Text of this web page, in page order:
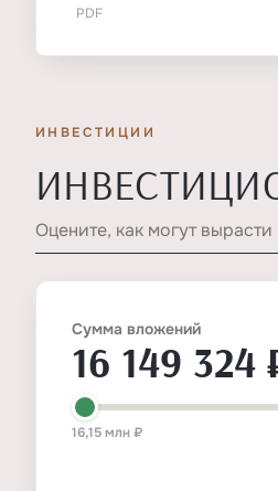
PDF
ИНВЕСТИЦИИ
Оцените, как могут
Сумма вложений
16 149 324
16,15 млн ₽